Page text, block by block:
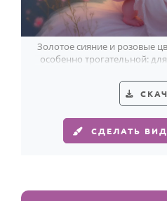
Золотое сияние и розовые
особенно трогательной:
СДЕЛАТЬ